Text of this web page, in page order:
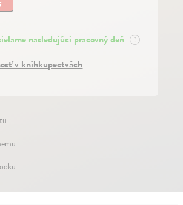
nasledujúci pracovný deň ?
v kníhkupectvách